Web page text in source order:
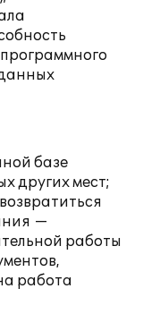
базе
других мест;
—
работы
работа